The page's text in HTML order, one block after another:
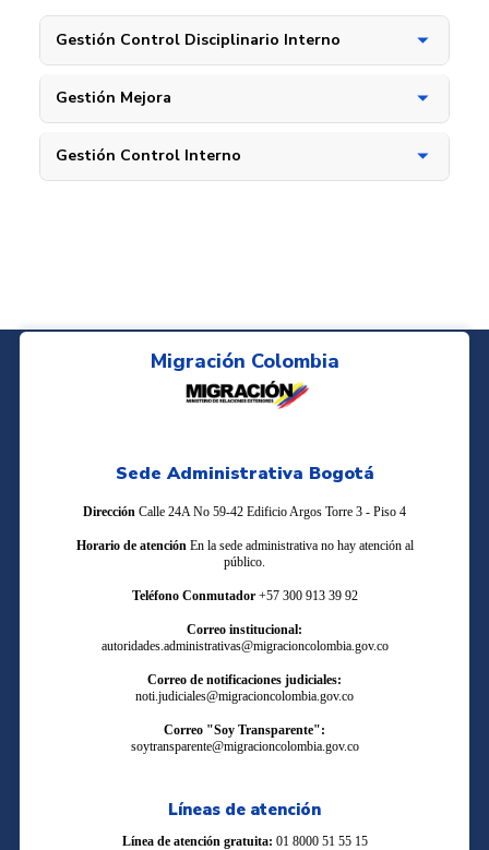
Gestión Control Disciplinario Interno
Gestión Mejora
Gestión Control Interno
Migración Colombia
Sede Administrativa Bogotá
Dirección Calle 24A No 59-42 Edificio Argos Torre 3 - Piso 4
Horario de atención En la sede administrativa no hay atención al
público.
Teléfono Conmutador +57 300 913 39 92
Correo institucional:
autoridades.administrativas@migracioncolombia.gov.co
Correo de notificaciones judiciales:
noti.judiciales@migracioncolombia.gov.co
Correo "Soy Transparente":
soytransparente@migracioncolombia.gov.co
Líneas de atención
Línea de atención gratuita: 01 8000 51 55 15